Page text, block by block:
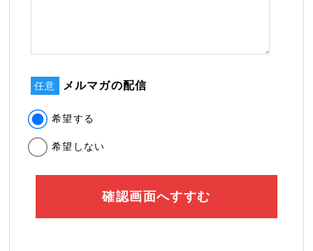
任意 メルマガの配信
希望する
希望しない